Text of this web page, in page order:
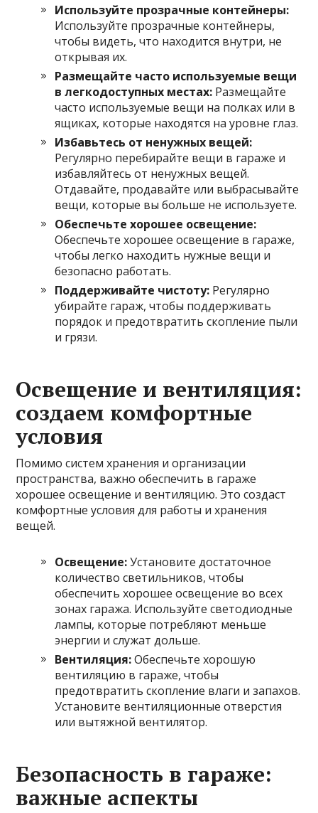
Используйте прозрачные контейнеры:
Используйте прозрачные контейнеры,
чтобы видеть, что находится внутри, не
открывая их.
Размещайте часто используемые вещи
в легкодоступных местах: Размещайте
часто используемые вещи на полках или в
ящиках, которые находятся на уровне глаз.
Избавьтесь от ненужных вещей:
Регулярно перебирайте вещи в гараже и
избавляйтесь от ненужных вещей.
Отдавайте, продавайте или выбрасывайте
вещи, которые вы больше не используете.
Обеспечьте хорошее освещение:
Обеспечьте хорошее освещение в гараже,
чтобы легко находить нужные вещи и
безопасно работать.
Поддерживайте чистоту: Регулярно
убирайте гараж, чтобы поддерживать
порядок и предотвратить скопление пыли
и грязи.
Освещение и вентиляция:
создаем комфортные
условия
Помимо систем хранения и организации
пространства, важно обеспечить в гараже
хорошее освещение и вентиляцию. Это создаст
комфортные условия для работы и хранения
вещей.
Освещение:Установите достаточное
количество светильников, чтобы
обеспечить хорошее освещение во всех
зонах гаража. Используйте светодиодные
лампы, которые потребляют меньше
энергии и служат дольше.
Вентиляция:Обеспечьте хорошую
вентиляцию в гараже, чтобы
предотвратить скопление влаги и запахов.
Установите вентиляционные отверстия
или вытяжной вентилятор.
Безопасность в гараже:
важные аспекты